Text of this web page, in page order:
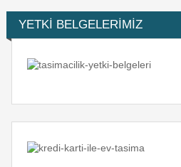
YETKİ BELGELERİMİZ